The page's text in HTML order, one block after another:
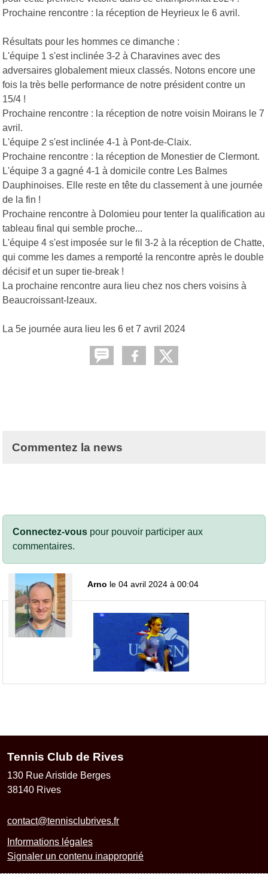
Prochaine rencontre : la réception de Heyrieux le 6 avril.
Résultats pour les hommes ce dimanche :
L'équipe 1 s'est inclinée 3-2 à Charavines avec des
adversaires globalement mieux classés. Notons encore une
fois la très belle performance de notre président contre un
15/4 !
Prochaine rencontre : la réception de notre voisin Moirans le 7
avril.
L'équipe 2 s'est inclinée 4-1 à Pont-de-Claix.
Prochaine rencontre : la réception de Monestier de Clermont.
L'équipe 3 a gagné 4-1 à domicile contre Les Balmes
Dauphinoises. Elle reste en tête du classement à une journée
de la fin !
Prochaine rencontre à Dolomieu pour tenter la qualification au
tableau final qui semble proche...
L'équipe 4 s'est imposée sur le fil 3-2 à la réception de Chatte,
qui comme les dames a remporté la rencontre après le double
décisif et un super tie-break !
La prochaine rencontre aura lieu chez nos chers voisins à
Beaucroissant-Izeaux.
La 5e journée aura lieu les 6 et 7 avril 2024
Commentez la news
Connectez-vous pour pouvoir participer aux
commentaires.
Arno le 04 avril 2024 à 00:04
Tennis Club de Rives
130 Rue Aristide Berges
38140 Rives
contact@tennisclubrives.fr
Informations légales
Signaler un contenu inapproprié